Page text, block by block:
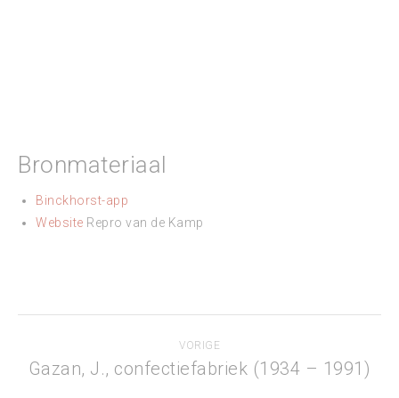
Bronmateriaal
Binckhorst-app
Website Repro van de Kamp
navigation
VORIGE
Previous
Gazan, J., confectiefabriek (1934 – 1991)